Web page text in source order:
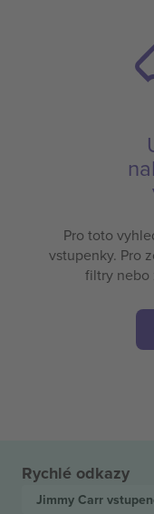
Pro toto
vstupenky. Pro
filtry nebo
Rychlé odkazy
Jimmy Carr